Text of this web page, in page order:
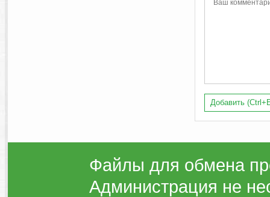
Добавить
Файлы для обмена
Администрация не